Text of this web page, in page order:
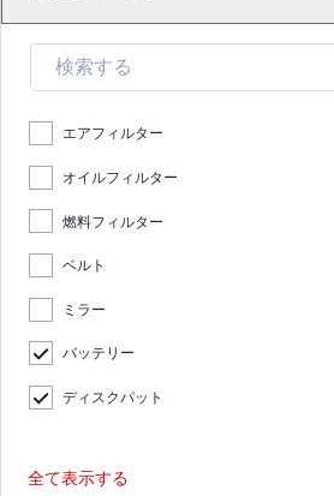
エアフィルター
オイルフィルター
燃料フィルター
ベルト
ミラー
バッテリー
ディスクパット
全て表示する